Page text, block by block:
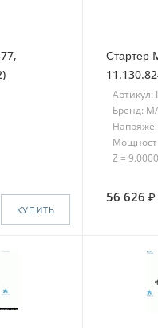
КУПИТЬ
Стартер
Артикул:
Бренд:
Z =
56 626